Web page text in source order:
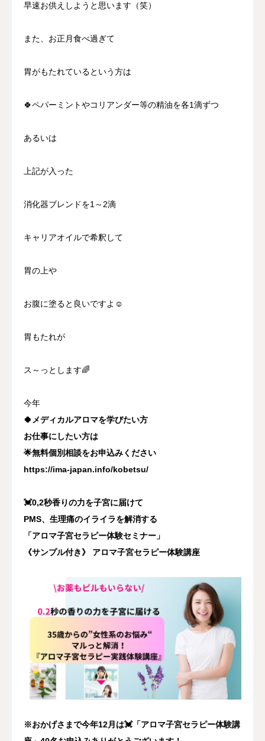
早速お供えしようと思います（笑）
また、お正月食べ過ぎて
胃がもたれているという方は
🍀ペパーミントやコリアンダー等の精油を各1滴ずつ
あるいは
上記が入った
消化器ブレンドを1～2滴
キャリアオイルで希釈して
胃の上や
お腹に塗ると良いですよ☺️
胃もたれが
ス～っとします🌈
今年
🍀メディカルアロマを学びたい方
お仕事にしたい方は
🌟無料個別相談をお申込みください
https://ima-japan.info/kobetsu/
💓0,2秒香りの力を子宮に届けて
PMS、生理痛のイライラを解消する
「アロマ子宮セラピー体験セミナー」
《サンプル付き》 アロマ子宮セラピー体験講座
※おかげさまで今年12月は💓「アロマ子宮セラピー体験講